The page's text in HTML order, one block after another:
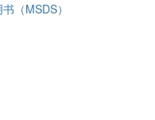
（MSDS）